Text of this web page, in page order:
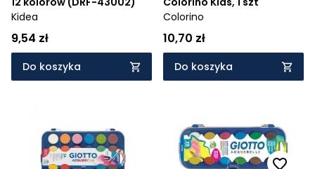
Kidea
9,54 zł
Do koszyka
Colorino
10,70 zł
Do koszyka